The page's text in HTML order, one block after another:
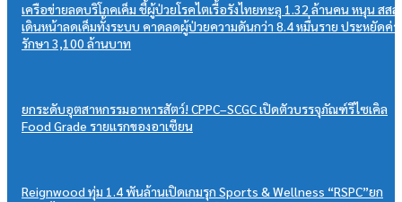
เครือข่ายลดบริโภคเค็ม ชี้ผู้ป่วยโรคไตเรื้อรังไทยทะลุ 1.32 ล้านคน หนุน สสส.
เดินหน้าลดเค็มทั้งระบบ คาดลดผู้ป่วยความดันกว่า 8.4 หมื่นราย ประหยัดค่า
รักษา 3,100 ล้านบาท
ยกระดับอุตสาหกรรมอาหารสัตว์! CPPC–SCGC เปิดตัวบรรจุภัณฑ์รีไซเคิล
Food Grade รายแรกของอาเซียน
Reignwood ทุ่ม 1.4 พันล้านเปิดเกมรุก Sports & Wellness “RSPC”ยก